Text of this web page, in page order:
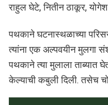
राहुल घेटे, नितीन ठाकूर,
पथकाने घटनास्थळाच्या
त्यांना एक अल्पवयीन मुलगा
पथकाने त्या मुलाला ताब्यात
केल्याची कबुली दिली. तसेच